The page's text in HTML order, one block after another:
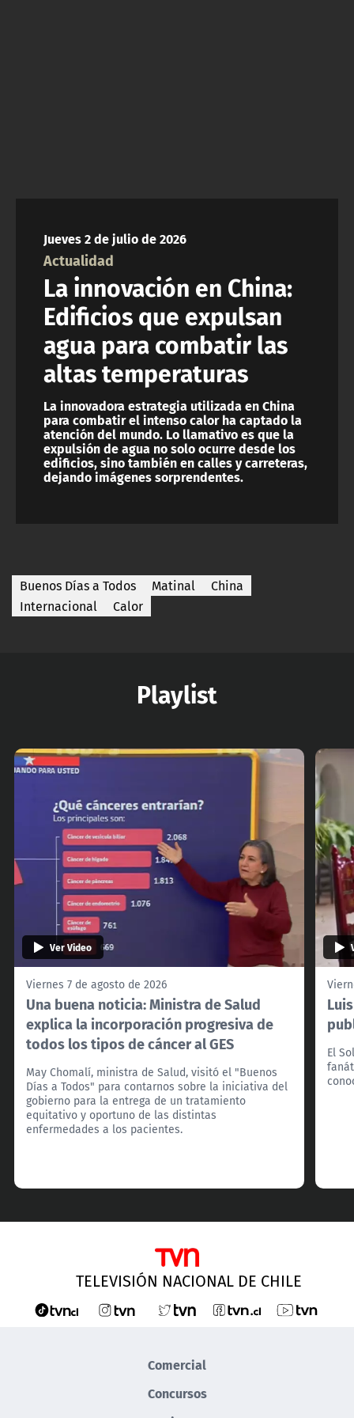
Jueves 2 de julio de 2026
Actualidad
La innovación en China:
Edificios que expulsan
agua para combatir las
altas temperaturas
La innovadora estrategia utilizada en China
para combatir el intenso calor ha captado la
atención del mundo. Lo llamativo es que la
expulsión de agua no solo ocurre desde los
edificios, sino también en calles y carreteras,
dejando imágenes sorprendentes.
Buenos Días a Todos Matinal
China
Internacional
Calor
Playlist
Ver Video
Viernes 7 de agosto de 2026
Una buena noticia: Ministra de Salud
explica la incorporación progresiva de
todos los tipos de cáncer al GES
May Chomalí, ministra de Salud, visitó el "Buenos
Días a Todos" para contarnos sobre la iniciativa del
gobierno para la entrega de un tratamiento
equitativo y oportuno de las distintas
enfermedades a los pacientes.
El
TELEVISIÓN NACIONAL DE CHILE
Comercial
Concursos